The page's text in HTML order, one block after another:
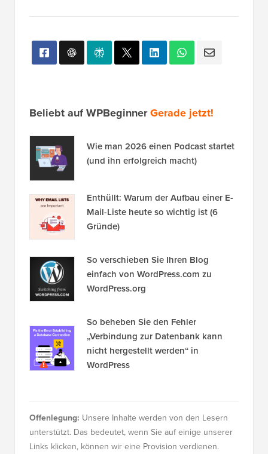
Beliebt auf WPBeginnerGerade jetzt!
Wie man 2026 einen Podcast startet
(und ihn erfolgreich macht)
Enthüllt: Warum der Aufbau einer E-
Mail-Liste heute so wichtig ist (6
Gründe)
So verschieben Sie Ihren Blog
einfach von WordPress.com zu
WordPress.org
So beheben Sie den Fehler
„Verbindung zur Datenbank kann
nicht hergestellt werden“ in
WordPress
Offenlegung: Unsere Inhalte werden von den Lesern
unterstützt. Das bedeutet, wenn Sie auf einige unserer
Links klicken, können wir eine Provision verdienen.